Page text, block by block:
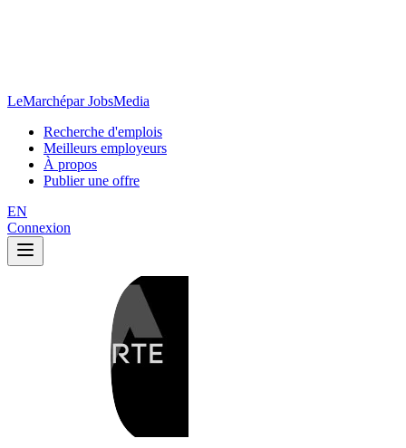
LeMarchépar JobsMedia
Recherche d'emplois
Meilleurs employeurs
À propos
Publier une offre
EN
Connexion